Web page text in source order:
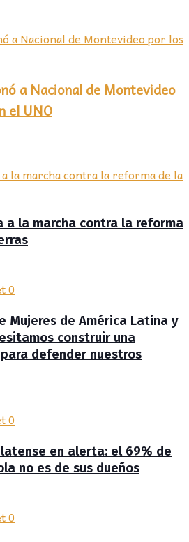
a Nacional de Montevideo
el UNO
a la marcha contra la reforma
0
Mujeres de América Latina y
construir una
defender nuestros
0
en alerta: el 69% de
no es de sus dueños
0